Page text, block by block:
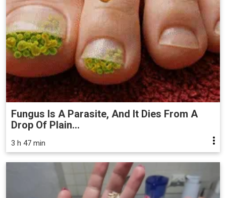
Fungus Is A Parasite, And It Dies From A
Drop Of Plain...
3 h 47 min